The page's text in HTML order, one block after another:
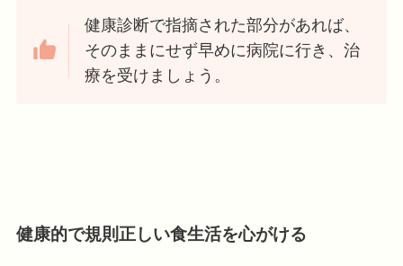
健康診断で指摘された部分があれば、
そのままにせず早めに病院に行き、治
療を受けましょう。
健康的で規則正しい食生活を心がける